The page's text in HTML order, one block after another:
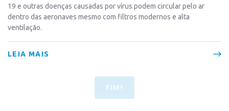
19 e outras doenças causadas por vírus podem circular pelo ar
dentro das aeronaves mesmo com filtros modernos e alta
ventilação.
LEIA MAIS
FIM!